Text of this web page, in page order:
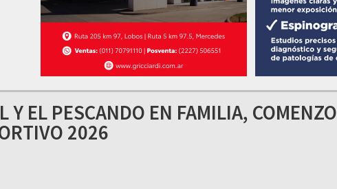
Y EL PESCANDO EN FAMILIA, COMENZO
2026